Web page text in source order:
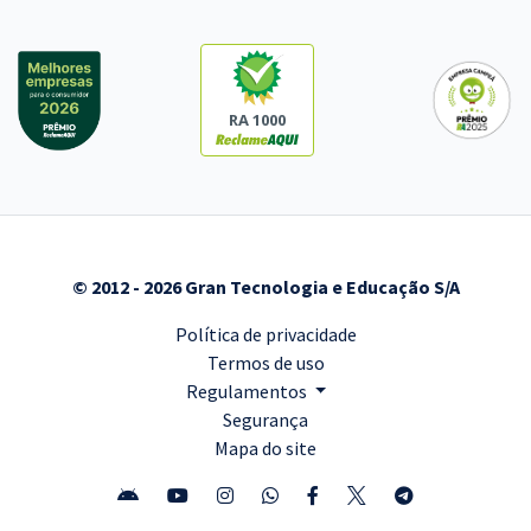
RA 1000
© 2012 - 2026 Gran Tecnologia e Educação S/A
Política de privacidade
Termos de uso
Regulamentos
Segurança
Mapa do site